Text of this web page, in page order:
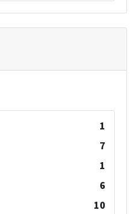
1
7
1
6
10